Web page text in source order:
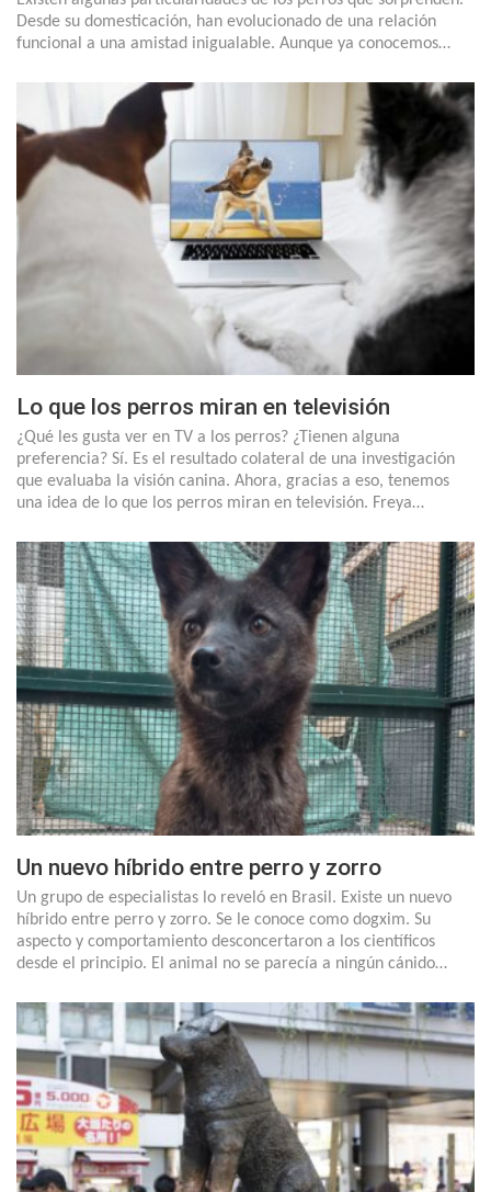
Desde su domesticación, han evolucionado de una relación
funcional a una amistad inigualable. Aunque ya conocemos…
Lo que los perros miran en televisión
¿Qué les gusta ver en TV a los perros? ¿Tienen alguna
preferencia? Sí. Es el resultado colateral de una investigación
que evaluaba la visión canina. Ahora, gracias a eso, tenemos
una idea de lo que los perros miran en televisión. Freya…
Un nuevo híbrido entre perro y zorro
Un grupo de especialistas lo reveló en Brasil. Existe un nuevo
híbrido entre perro y zorro. Se le conoce como dogxim. Su
aspecto y comportamiento desconcertaron a los científicos
desde el principio. El animal no se parecía a ningún cánido…